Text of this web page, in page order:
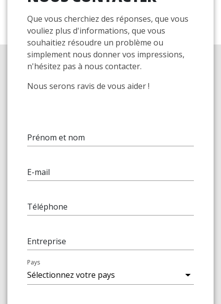
Que vous cherchiez des réponses, que vous
vouliez plus d'informations, que vous
souhaitiez résoudre un problème ou
simplement nous donner vos impressions,
n'hésitez pas à nous contacter.
Nous serons ravis de vous aider !
Prénom et nom
E-mail
Téléphone
Entreprise
Pays